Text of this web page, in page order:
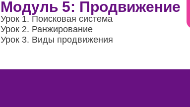
Модуль 5: Продвижение
Урок 1. Поисковая система
Урок 2. Ранжирование
Урок 3. Виды продвижения